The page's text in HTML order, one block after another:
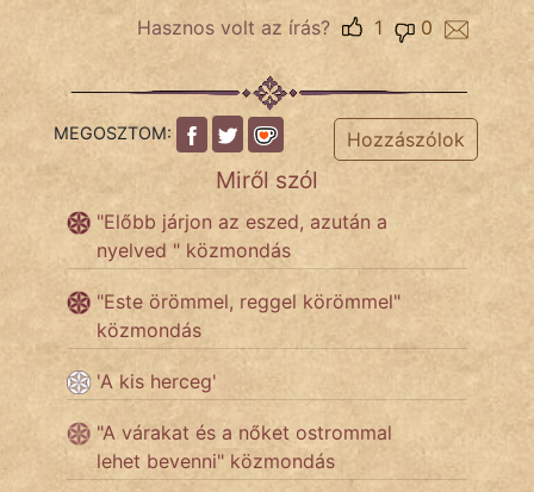
ÉLETMÓD
És
TÖRTÉNELEM
Népszerű szerzőink:
cinege
fantom
Hunor
Hasznos volt az írás? 0
1
MEGOSZTOM: Hozzászólok
Miről szól
"Előbb járjon az eszed, azután a
nyelved " közmondás
"Este örömmel, reggel körömmel"
közmondás
'A kis herceg'
"A várakat és a nőket ostrommal
lehet bevenni" közmondás